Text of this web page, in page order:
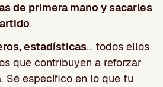
de primera mano y sacarles
.
estadísticas… todos ellos
que contribuyen a reforzar
Sé específico en lo que tu